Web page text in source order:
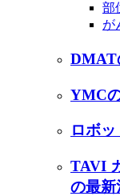
部
が
DMAT
YMC
ロボ
TAVI
の最新